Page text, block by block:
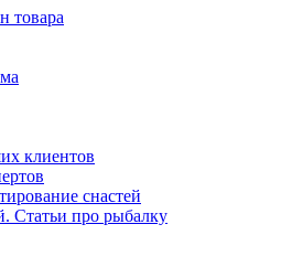
товара
клиентов
снастей
Статьи про рыбалку